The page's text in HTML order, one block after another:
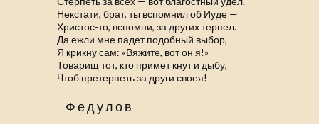
Некстати, брат, ты вспомнил об Иуде —
Христос-то, вспомни, за других терпел.
Да ежли мне падет подобный выбор,
Я крикну сам: «Вяжите, вот он я!»
Товарищ тот, кто примет кнут и дыбу,
Чтоб претерпеть за други своея!
Федулов